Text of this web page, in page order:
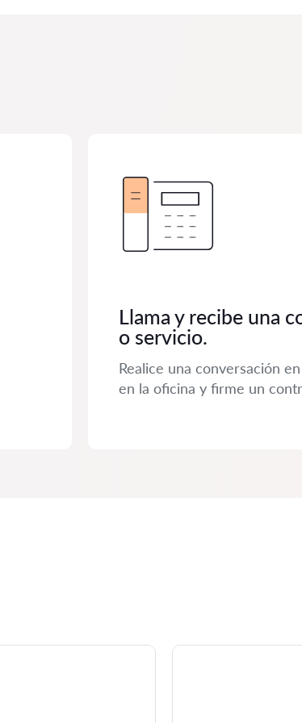
Llama y recibe una
o servicio.
Realice una conversación
en la oficina y firme un